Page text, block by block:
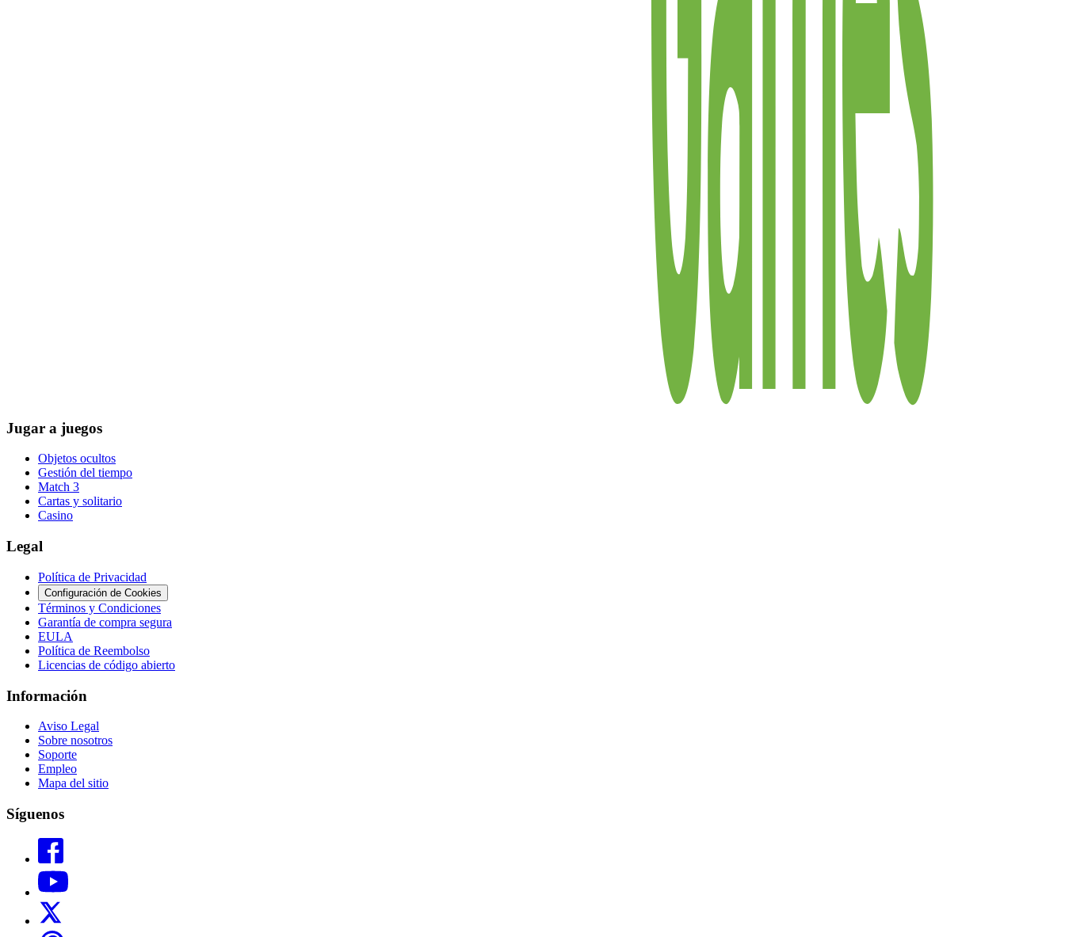
Jugar a juegos
Objetos ocultos
Gestión del tiempo
Match 3
Cartas y solitario
Casino
Legal
Política de Privacidad
Configuración de Cookies
Términos y Condiciones
Garantía de compra segura
EULA
Política de Reembolso
Licencias de código abierto
Información
Aviso Legal
Sobre nosotros
Soporte
Empleo
Mapa del sitio
Síguenos